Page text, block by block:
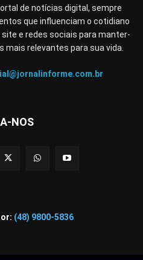
de notícias digital, sempre
que influenciam o cotidiano
e redes sociais para manter-
mais relevantes para sua vida.
NOS
(48) 9800-5836